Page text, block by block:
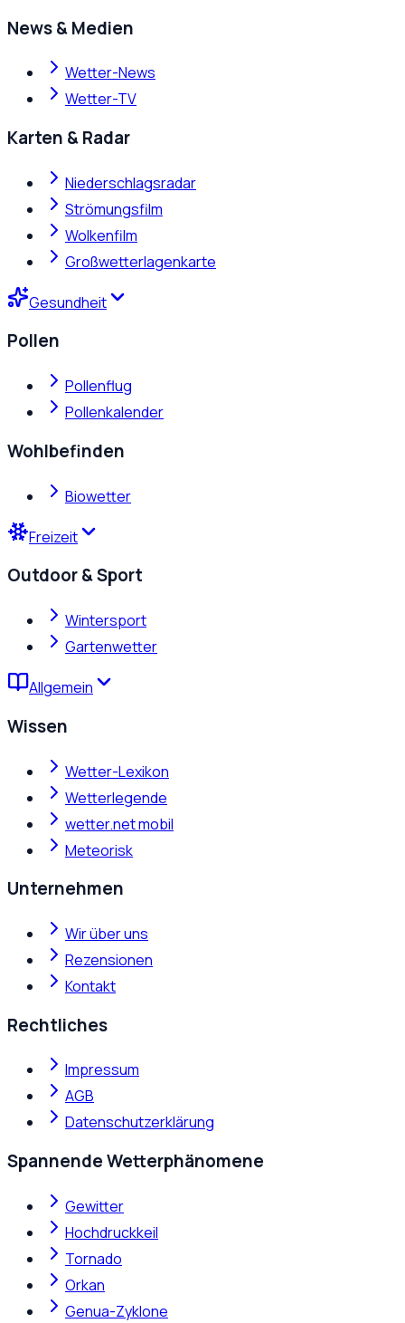
News & Medien
Wetter-News
Wetter-TV
Karten & Radar
Niederschlagsradar
Strömungsfilm
Wolkenfilm
Großwetterlagenkarte
Gesundheit
Pollen
Pollenflug
Pollenkalender
Wohlbefinden
Biowetter
Freizeit
Outdoor & Sport
Wintersport
Gartenwetter
Allgemein
Wissen
Wetter-Lexikon
Wetterlegende
wetter.net mobil
Meteorisk
Unternehmen
Wir über uns
Rezensionen
Kontakt
Rechtliches
Impressum
AGB
Datenschutzerklärung
Spannende Wetterphänomene
Gewitter
Hochdruckkeil
Tornado
Orkan
Genua-Zyklone